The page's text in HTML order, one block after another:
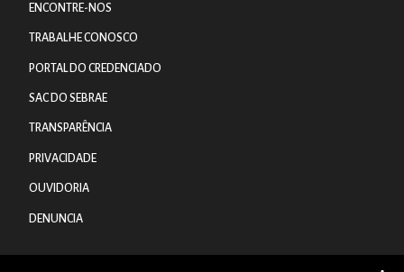
ENCONTRE-NOS
TRABALHE CONOSCO
PORTAL DO CREDENCIADO
SAC DO SEBRAE
TRANSPARÊNCIA
PRIVACIDADE
OUVIDORIA
DENUNCIA